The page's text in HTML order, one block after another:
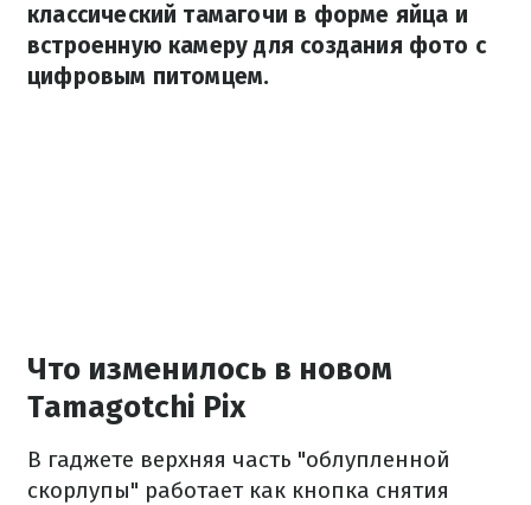
классический тамагочи в форме яйца и
встроенную камеру для создания фото с
цифровым питомцем.
Что изменилось в новом
Tamagotchi Pix
В гаджете верхняя часть "облупленной
скорлупы" работает как кнопка снятия